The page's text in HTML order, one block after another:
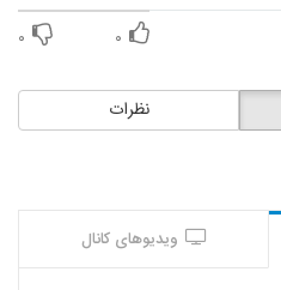
۰ ۰
نظرات
ویدیوهای کانال